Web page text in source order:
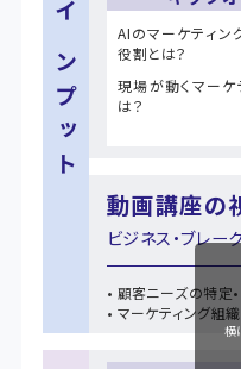
インプット
AIのマーケティン
役割とは？
現場が動くマーケ
は？
動画講座の
ビジネス・ブレ
• 顧客ニーズの特定
• マーケティング組
横